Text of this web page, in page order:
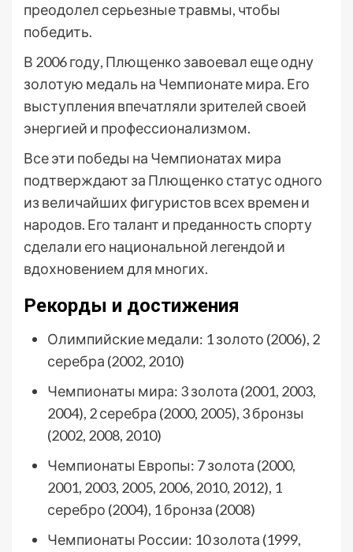
преодолел серьезные травмы, чтобы
победить.
В 2006 году, Плющенко завоевал еще одну
золотую медаль на Чемпионате мира. Его
выступления впечатляли зрителей своей
энергией и профессионализмом.
Все эти победы на Чемпионатах мира
подтверждают за Плющенко статус одного
из величайших фигуристов всех времен и
народов. Его талант и преданность спорту
сделали его национальной легендой и
вдохновением для многих.
Рекорды и достижения
Олимпийские медали: 1 золото (2006), 2
серебра (2002, 2010)
Чемпионаты мира: 3 золота (2001, 2003,
2004), 2 серебра (2000, 2005), 3 бронзы
(2002, 2008, 2010)
Чемпионаты Европы: 7 золота (2000,
2001, 2003, 2005, 2006, 2010, 2012), 1
серебро (2004), 1 бронза (2008)
Чемпионаты России: 10 золота (1999,